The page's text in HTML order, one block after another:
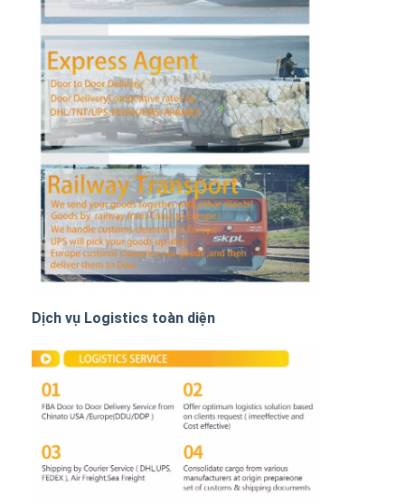
DDP vận chuyển từ Trung Quốc
chuyển phát nhanh
Vận chuyển hàng hóa bằng đường sắt
Gửi đến Amazon
xe tải chở hàng
Dịch vụ lưu trữ
Dịch vụ Logistics toàn diện